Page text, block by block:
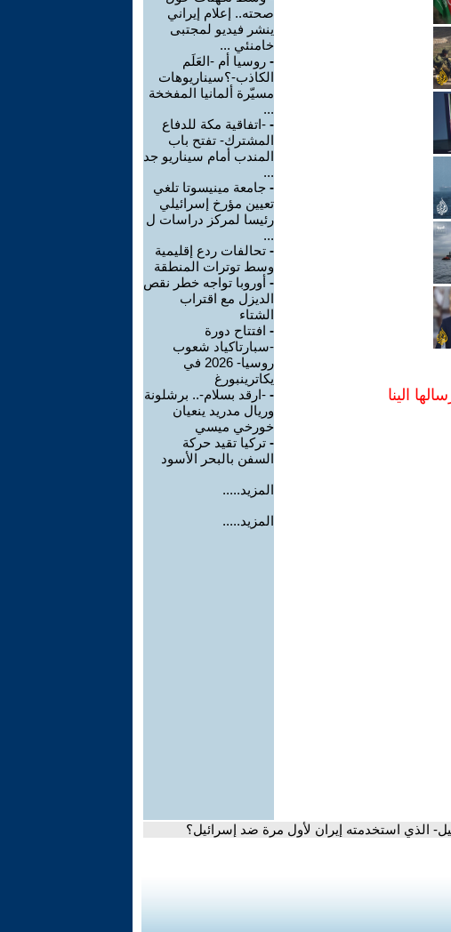
الينا
صحته.. إعلام إيراني
ينشر فيديو لمجتبى
خامنئي ...
- روسيا أم -العَلَم
الكاذب-؟سيناريوهات
مسيّرة ألمانيا المفخخة
...
- -اتفاقية مكة للدفاع
المشترك- تفتح باب
المندب أمام سيناريو جد
...
- جامعة مينيسوتا تلغي
تعيين مؤرخ إسرائيلي
رئيسا لمركز دراسات ل
...
- تحالفات ردع إقليمية
وسط توترات المنطقة
- أوروبا تواجه خطر نقص
الديزل مع اقتراب
الشتاء
- افتتاح دورة
-سبارتاكياد شعوب
روسيا- 2026 في
يكاترينبورغ
- -ارقد بسلام-.. برشلونة
وريال مدريد ينعيان
خورخي ميسي
- تركيا تقيد حركة
السفن بالبحر الأسود
المزيد.....
المزيد.....